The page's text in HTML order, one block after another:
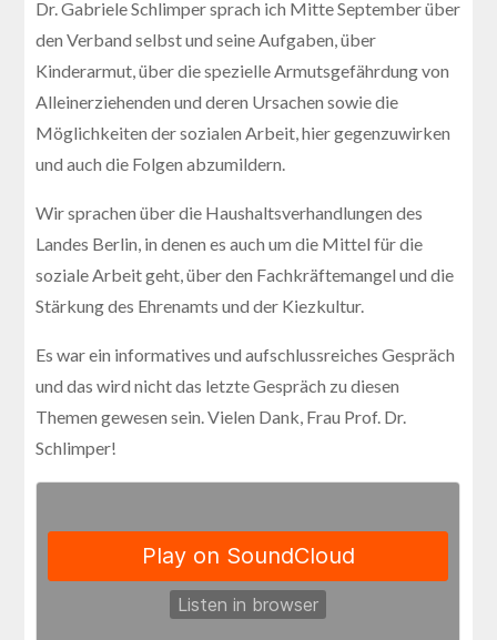
Dr. Gabriele Schlimper sprach ich Mitte September über
den Verband selbst und seine Aufgaben, über
Kinderarmut, über die spezielle Armutsgefährdung von
Alleinerziehenden und deren Ursachen sowie die
Möglichkeiten der sozialen Arbeit, hier gegenzuwirken
und auch die Folgen abzumildern.
Wir sprachen über die Haushaltsverhandlungen des
Landes Berlin, in denen es auch um die Mittel für die
soziale Arbeit geht, über den Fachkräftemangel und die
Stärkung des Ehrenamts und der Kiezkultur.
Es war ein informatives und aufschlussreiches Gespräch
und das wird nicht das letzte Gespräch zu diesen
Themen gewesen sein. Vielen Dank, Frau Prof. Dr.
Schlimper!